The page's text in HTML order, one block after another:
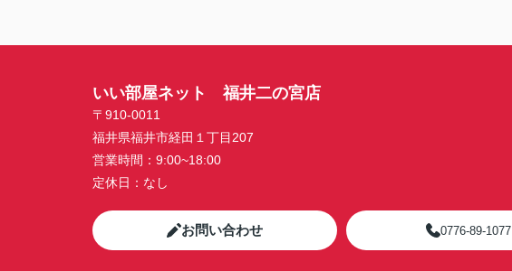
いい部屋ネット 福井二の宮店
〒910-0011
福井県福井市経田１丁目207
営業時間： 9:00~18:00
定休日： なし
お問い合わせ 0776-89-1077